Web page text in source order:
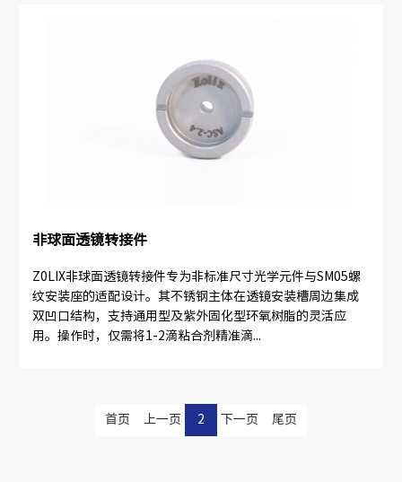
非球面透镜转接件
Z0LIX非球面透镜转接件专为非标准尺寸光学元件与SM05螺
纹安装座的适配设计。其不锈钢主体在透镜安装槽周边集成
双凹口结构，支持通用型及紫外固化型环氧树脂的灵活应
用。操作时，仅需将1-2滴粘合剂精准滴...
首页 上一页 2 下一页 尾页